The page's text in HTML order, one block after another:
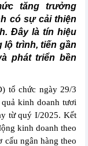
tăng trưởng
có sự cải thiện
Đây là tín hiệu
lộ trình, tiến gần
phát triển bền
tổ chức ngày 29/3
kinh doanh tươi
từ quý I/2025. Kết
kinh doanh theo
ngân hàng theo